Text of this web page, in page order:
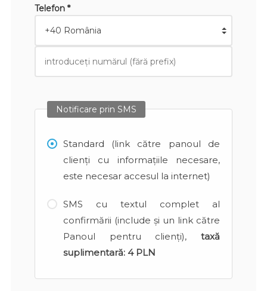
Telefon *
Notificare prin SMS
Standard (link către panoul de
clienți cu informațiile necesare,
este necesar accesul la internet)
SMS cu textul complet al
confirmării (include și un link către
Panoul pentru clienți), taxă
suplimentară: 4 PLN